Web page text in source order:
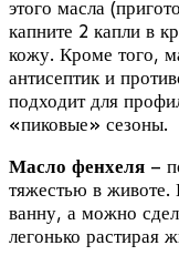
этого масла
капните 2 капли в
кожу. Кроме того,
антисептик и
подходит для
«пиковые» сезоны.
Масло фенхеля –
тяжестью в животе.
ванну, а можно
легонько растирая